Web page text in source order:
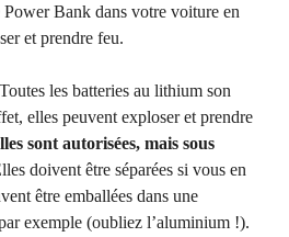
Bank dans votre voiture en
et prendre feu.
les batteries au lithium son
elles peuvent exploser et prendre
sont autorisées, mais sous
doivent être séparées si vous en
être emballées dans une
exemple (oubliez l’aluminium !).